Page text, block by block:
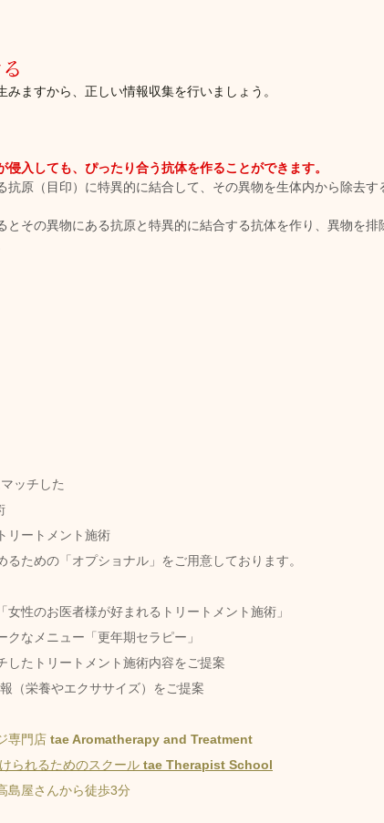
ますから、正しい情報収集を行いましょう。
入しても、ぴったり合う抗体を作ることができます。
抗原（目印）に特異的に結合して、その異物を生体内から除去す
とその異物にある抗原と特異的に結合する抗体を作り、異物を排
ッチした
リートメント施術
ための「オプショナル」をご用意しております。
性のお医者様が好まれるトリートメント施術」
なメニュー「更年期セラピー」
したトリートメント施術内容をご提案
（栄養やエクササイズ）をご提案
専門店 tae Aromatherapy and Treatment
られるためのスクール tae Therapist School
島屋さんから徒歩3分